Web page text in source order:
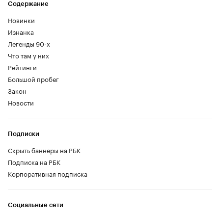
Содержание
Новинки
Изнанка
Легенды 90-х
Что там у них
Рейтинги
Большой пробег
Закон
Новости
Социальные сети
Подписки
Скрыть баннеры на РБК
Подписка на РБК
Корпоративная подписка